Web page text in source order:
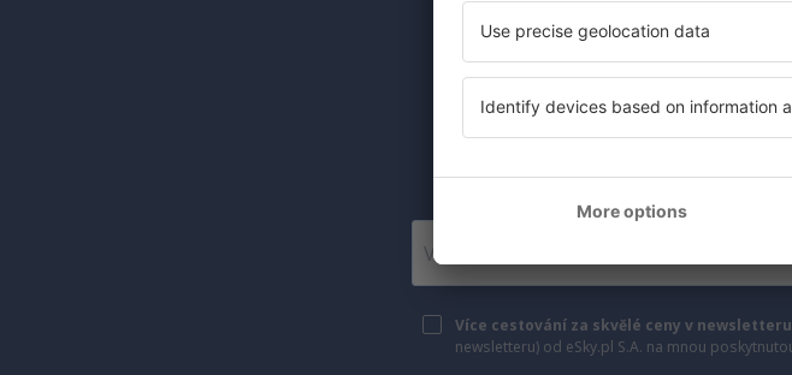
Levné lety, dovolené,
akčních
Více cestování za skvělé ceny v
newsletteru) od eSky.pl S.A. na mnou